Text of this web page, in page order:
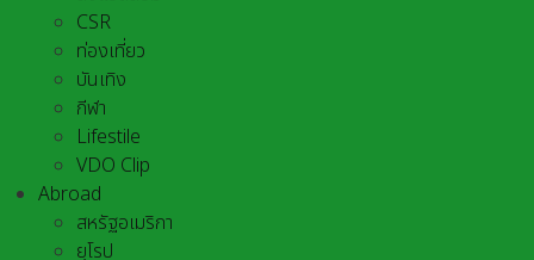
CSR
ท่องเที่ยว
บันเทิง
กีฬา
Lifestile
VDO Clip
Abroad
สหรัฐอเมริกา
ยุโรป